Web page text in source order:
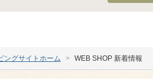
ングサイトホーム WEB SHOP 新着情報